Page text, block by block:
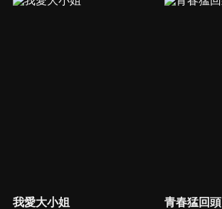
我愛大小姐 青春猛回頭